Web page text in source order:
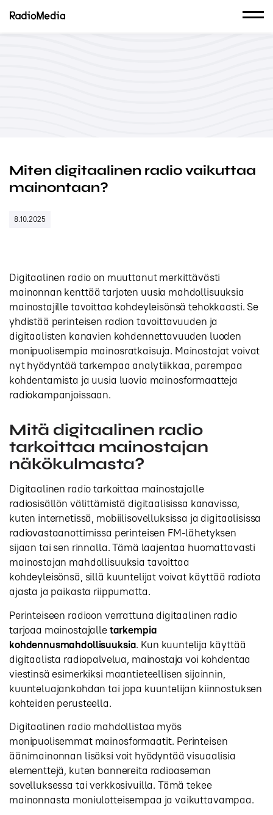
Miten digitaalinen radio vaikuttaa
mainontaan?
8.10.2025
Digitaalinen radio on muuttanut merkittävästi
mainonnan kenttää tarjoten uusia mahdollisuuksia
mainostajille tavoittaa kohdeyleisönsä tehokkaasti. Se
yhdistää perinteisen radion tavoittavuuden ja
digitaalisten kanavien kohdennettavuuden luoden
monipuolisempia mainosratkaisuja. Mainostajat voivat
nyt hyödyntää tarkempaa analytiikkaa, parempaa
kohdentamista ja uusia luovia mainosformaatteja
radiokampanjoissaan.
Mitä digitaalinen radio
tarkoittaa mainostajan
näkökulmasta?
Digitaalinen radio tarkoittaa mainostajalle
radiosisällön välittämistä digitaalisissa kanavissa,
kuten internetissä, mobiilisovelluksissa ja digitaalisissa
radiovastaanottimissa perinteisen FM-lähetyksen
sijaan tai sen rinnalla. Tämä laajentaa huomattavasti
mainostajan mahdollisuuksia tavoittaa
kohdeyleisönsä, sillä kuuntelijat voivat käyttää radiota
ajasta ja paikasta riippumatta.
Perinteiseen radioon verrattuna digitaalinen radio
tarjoaa mainostajalletarkempia
kohdennusmahdollisuuksia. Kun kuuntelija käyttää
digitaalista radiopalvelua, mainostaja voi kohdentaa
viestinsä esimerkiksi maantieteellisen sijainnin,
kuunteluajankohdan tai jopa kuuntelijan kiinnostuksen
kohteiden perusteella.
Digitaalinen radio mahdollistaa myös
monipuolisemmat mainosformaatit. Perinteisen
äänimainonnan lisäksi voit hyödyntää visuaalisia
elementtejä, kuten bannereita radioaseman
sovelluksessa tai verkkosivuilla. Tämä tekee
mainonnasta moniulotteisempaa ja vaikuttavampaa.